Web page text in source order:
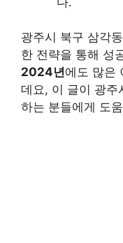
광주시 북구 삼각
한 전략을 통해 성
2024년에도 많은
데요, 이 글이 광주
하는 분들에게 도